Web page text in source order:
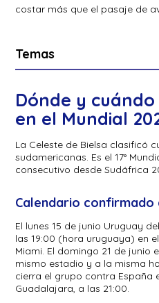
costar más que el pasaje de
Temas
Dónde y
en el Mundial
La Celeste de Bielsa clasificó
sudamericanas. Es el 17°
consecutivo desde Sudáfrica
Calendario
El lunes 15 de junio Uruguay
las 19:00 (hora uruguaya) en
Miami. El domingo 21 de junio
mismo estadio y a la misma
cierra el grupo contra España
Guadalajara, a las 21:00.